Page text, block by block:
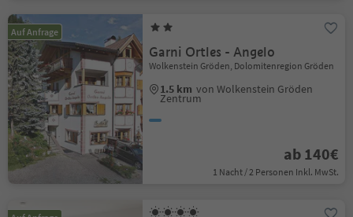
Auf Anfrage
Garni Ortles - Angelo
Wolkenstein Gröden, Dolomitenregion Gröden
1.5 km von Wolkenstein Gröden
Zentrum
ab 140€
1 Nacht / 2 Personen Inkl. MwSt.